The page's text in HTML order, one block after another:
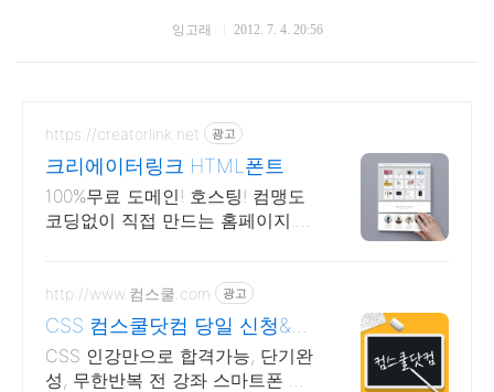
잉고래 2012. 7. 4. 20:56
https://creatorlink.net 광고
크리에이터링크 HTML폰트
100%무료 도메인! 호스팅! 컴맹도
코딩없이 직접 만드는 홈페이지.
http://www.컴스쿨.com 광고
CSS 컴스쿨닷컴 당일 신청&결
제시 기프티콘!
CSS 인강만으로 합격가능, 단기완
성, 무한반복 전 강좌 스마트폰 학